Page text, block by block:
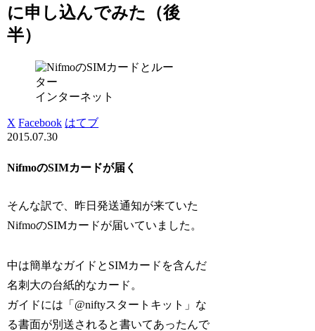
に申し込んでみた（後
半）
インターネット
X Facebook はてブ
2015.07.30
NifmoのSIMカードが届く
そんな訳で、昨日発送通知が来ていた
NifmoのSIMカードが届いていました。
中は簡単なガイドとSIMカードを含んだ
名刺大の台紙的なカード。
ガイドには「@niftyスタートキット」な
る書面が別送されると書いてあったんで